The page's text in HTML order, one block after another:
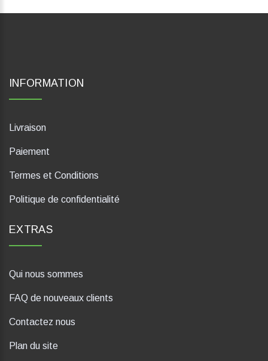
INFORMATION
Livraison
Paiement
Termes et Conditions
Politique de confidentialité
EXTRAS
Qui nous sommes
FAQ de nouveaux clients
Contactez nous
Plan du site